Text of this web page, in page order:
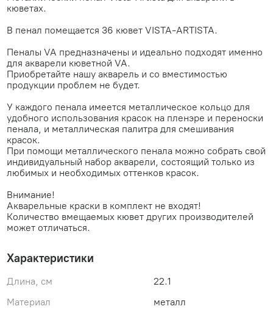
кюветах.
В пенал помещается 36 кювет VISTA-ARTISTA.
Пеналы VA предназначены и идеально подходят именно
для акварели кюветной VA.
Приобретайте нашу акварель и со вместимостью
продукции проблем не будет.
У каждого пенала имеется металлическое кольцо для
удобного использования красок на пленэре и переноски
пенала, и металлическая палитра для смешивания
красок.
При помощи металлического пенала можно собрать свой
индивидуальный набор акварели, состоящий только из
любимых и необходимых оттенков красок.
Внимание!
Акварельные краски в комплект не входят!
Количество вмещаемых кювет других производителей
может отличаться.
Характеристики
Длина, см
22.1
Материал
металл